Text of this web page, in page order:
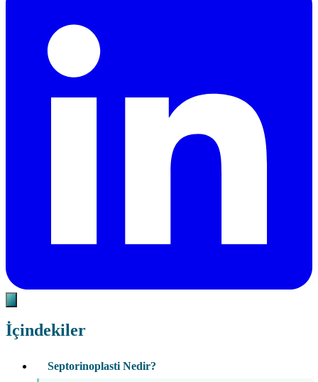
İçindekiler
Septorinoplasti Nedir?